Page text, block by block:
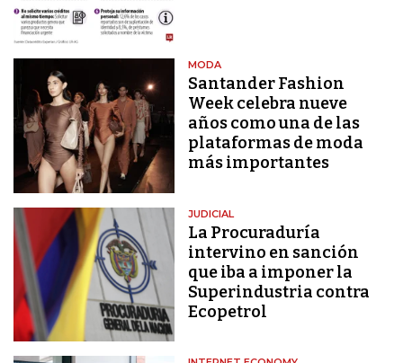
MODA
Santander Fashion
Week celebra nueve
años como una de las
plataformas de moda
más importantes
JUDICIAL
La Procuraduría
intervino en sanción
que iba a imponer la
Superindustria contra
Ecopetrol